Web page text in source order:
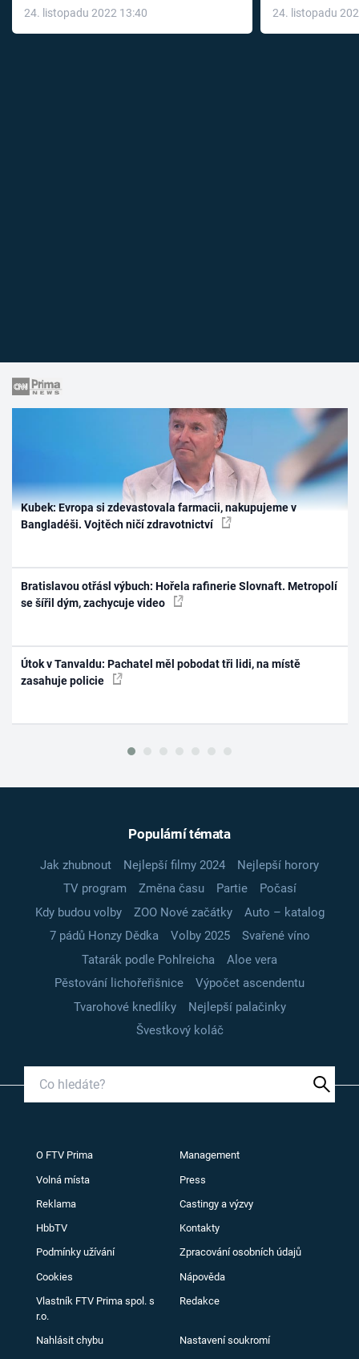
24. listopadu 2022 13:40
léky
24. listopadu
Kubek: Evropa si zdevastovala farmacii, nakupujeme v
Bangladéši. Vojtěch ničí zdravotnictví
Bratislavou otřásl výbuch: Hořela rafinerie Slovnaft. Metropolí
se šířil dým, zachycuje video
Útok v Tanvaldu: Pachatel měl pobodat tři lidi, na místě
zasahuje policie
Populární témata
Jak zhubnout Nejlepší filmy 2024
Nejlepší horory
TV program
Změna času Partie
Počasí
Kdy budou volby
ZOO Nové začátky
Auto – katalog
7 pádů Honzy Dědka
Volby 2025
Svařené víno
Tatarák podle Pohlreicha
Aloe vera
Pěstování lichořeřišnice
Výpočet ascendentu
Tvarohové knedlíky
Nejlepší palačinky
Švestkový koláč
O FTV Prima Management
Volná místa Press
Reklama Castingy a výzvy
HbbTV Kontakty
Podmínky užívání Zpracování osobních údajů
Cookies Nápověda
Vlastník FTV Prima spol. s
r.o.
Redakce
Nahlásit chybu Nastavení soukromí